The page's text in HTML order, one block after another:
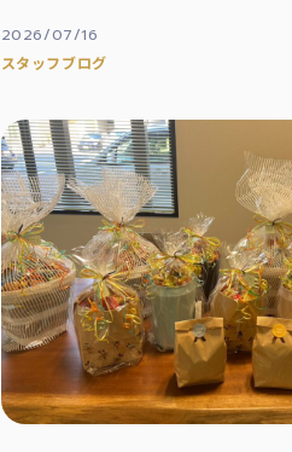
2026/07/16
スタッフブログ